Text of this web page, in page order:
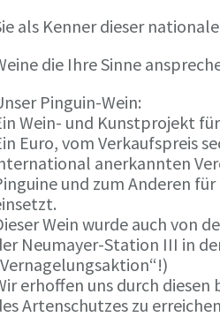
als Kenner dieser
die Ihre Sinne
Pinguin-Wein:
Wein- und Kunstprojekt
Euro, vom Verkaufspreis
anerkannten
und zum Anderen
Wein wurde auch von
Neumayer-Station III in
erhoffen uns durch
Artenschutzes zu